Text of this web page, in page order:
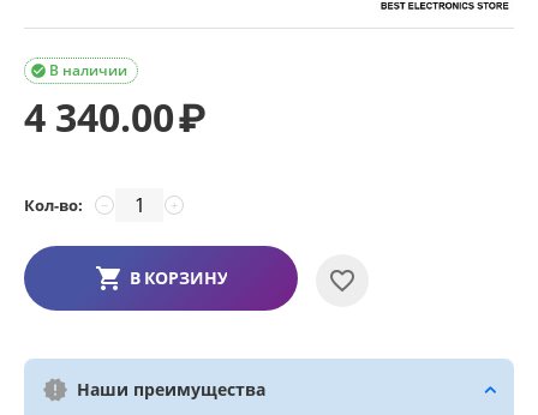
В наличии

4 340.00₽
Кол-во: +
−
В КОРЗИНУ
Наши преимущества